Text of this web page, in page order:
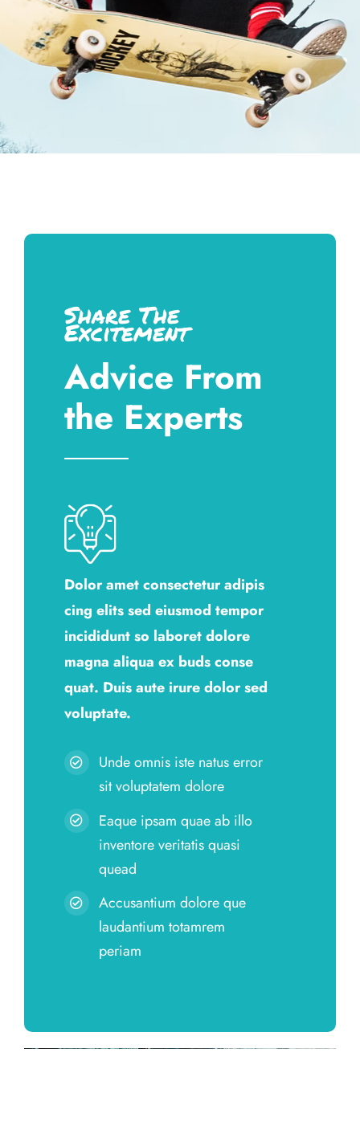
Share The
Excitement
Advice From
the Experts
Dolor amet consectetur adipis
cing elits sed eiusmod tempor
incididunt so laboret dolore
magna aliqua ex buds conse
quat. Duis aute irure dolor sed
voluptate.
Unde omnis iste natus error
sit voluptatem dolore
Eaque ipsam quae ab illo
inventore veritatis quasi
quead
Accusantium dolore que
laudantium totamrem
periam